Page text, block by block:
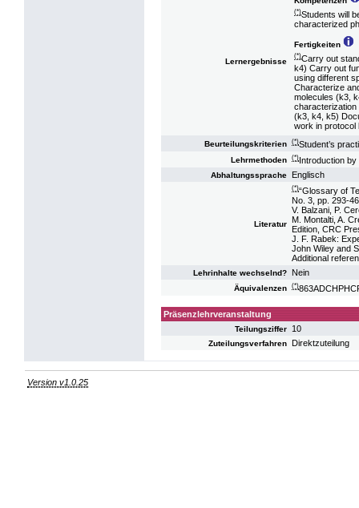
Lernergebnisse
(*)Students will
characterized
Fertigkeiten
(*)Carry out
k4) Carry out
using different
Characterize
molecules (k3,
characterization
(k3, k4, k5)
work in protocol
Beurteilungskriterien (*)Student’s
Lehrmethoden (*)Introduction
Abhaltungssprache Englisch
Literatur
(*)“Glossary of
No. 3, pp. 293-
V. Balzani, P.
M. Montalti, A.
Edition, CRC
J. F. Rabek:
John Wiley and
Additional
Lehrinhalte wechselnd? Nein
Äquivalenzen (*)
Präsenzlehrveranstaltung
Teilungsziffer 10
Zuteilungsverfahren Direktzuteilung
Version v1.0.25